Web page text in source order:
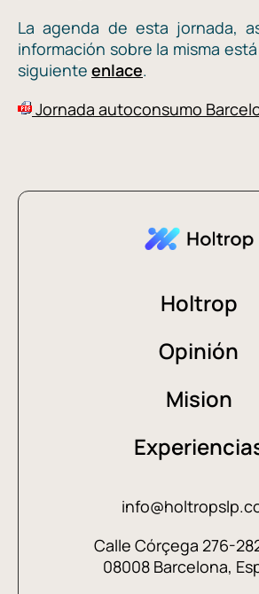
La agenda de esta jornada,
información sobre la misma
siguiente enlace.
Jornada autoconsumo
Holtrop
Opinión
Mision
Calle Córçega 276-282
08008 Barcelona,